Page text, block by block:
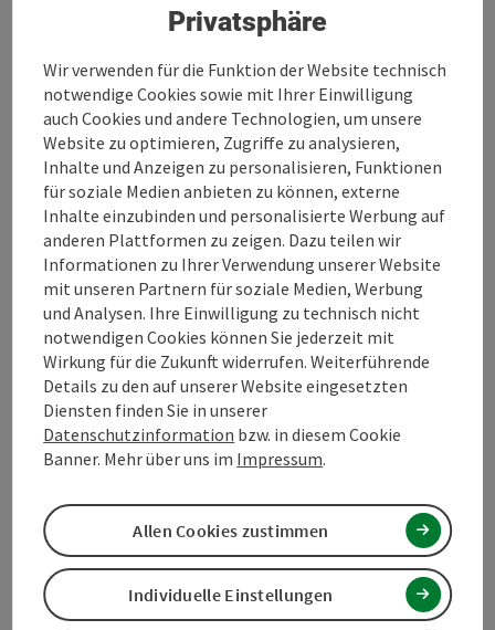
als Zentren musischer Bildung, aber auch als
vielfältige kulturelle und künstlerische Impulse
verantwortlich sind.
Kontakt
Öffnungszeiten
Anreise/Lage
Preise
Eignung
Barrierefreiheit
Privatsphäre
Wir verwenden für die Funktion der Website technisch
notwendige Cookies sowie mit Ihrer Einwilligung
auch Cookies und andere Technologien, um unsere
Website zu optimieren, Zugriffe zu analysieren,
Inhalte und Anzeigen zu personalisieren, Funktionen
für soziale Medien anbieten zu können, externe
Inhalte einzubinden und personalisierte Werbung auf
anderen Plattformen zu zeigen. Dazu teilen wir
Informationen zu Ihrer Verwendung unserer Website
mit unseren Partnern für soziale Medien, Werbung
und Analysen. Ihre Einwilligung zu technisch nicht
notwendigen Cookies können Sie jederzeit mit
Wirkung für die Zukunft widerrufen. Weiterführende
Details zu den auf unserer Website eingesetzten
Diensten finden Sie in unserer
Datenschutzinformation bzw. in diesem Cookie
Banner. Mehr über uns im Impressum.
Individuelle Einstellungen
Allen Cookies zustimmen